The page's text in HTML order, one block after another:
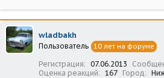
wladbakh
Пользователь 10 лет на форуме
Регистрация 07.06.2013
Оценка реакций
167 Город